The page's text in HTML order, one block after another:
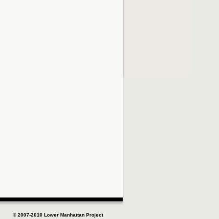
© 2007-2010 Lower Manhattan Project